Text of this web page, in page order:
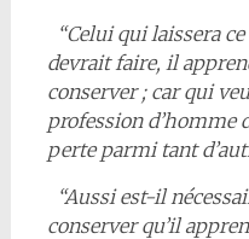
“Celui qui laissera
devrait faire, il
conserver ; car qui
profession d’homme
perte parmi tant
“Aussi est-il
conserver qu’il